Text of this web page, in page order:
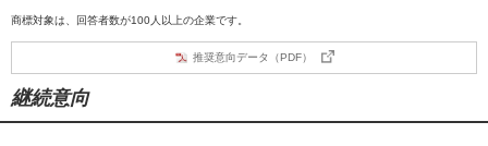
商標対象は、回答者数が100人以上の企業です。
推奨意向データ（PDF）
継続意向